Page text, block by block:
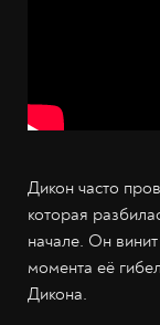
Дикон часто
которая
начале. Он
момента её
Дикона.